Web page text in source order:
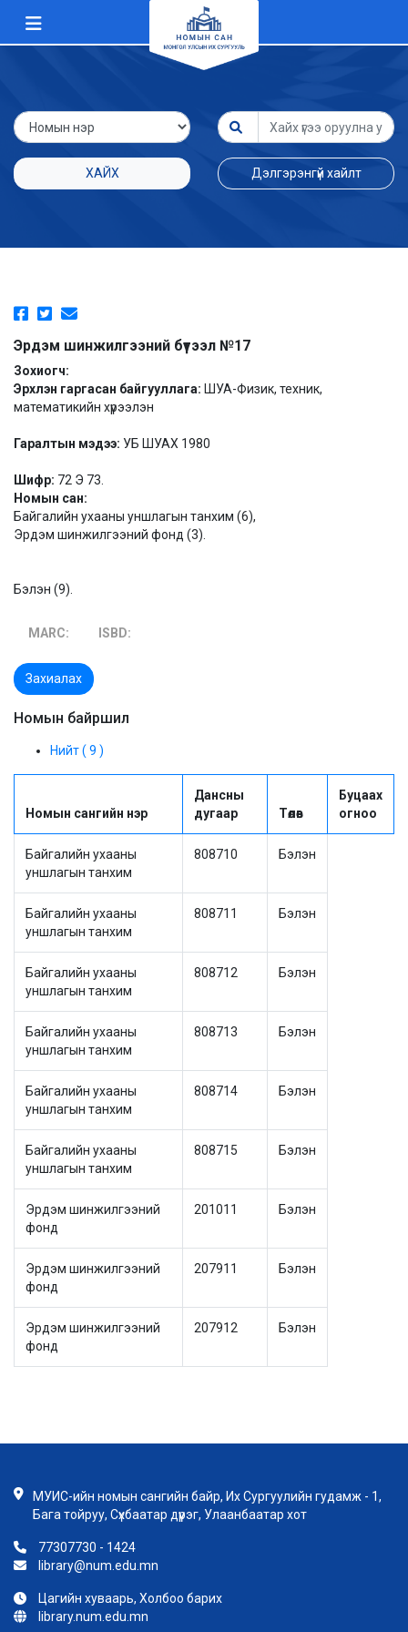
ХАЙХ Дэлгэрэнгүй хайлт
Эрдэм шинжилгээний бүтээл №17
Зохиогч:
Эрхлэн гаргасан байгууллага: ШУА-Физик, техник,
математикийн хүрээлэн
Гаралтын мэдээ: УБ ШУАХ 1980
Шифр: 72 Э 73.
Номын сан:
Байгалийн ухааны уншлагын танхим (6),
Эрдэм шинжилгээний фонд (3).
Бэлэн (9).
MARC: ISBD:
Захиалах
Номын байршил
Нийт ( 9 )
Номын сангийн нэр
Дансны
дугаар
Төлөв
Буцаах
огноо
Байгалийн ухааны
уншлагын танхим
808710 Бэлэн
Байгалийн ухааны
уншлагын танхим
808711 Бэлэн
Байгалийн ухааны
уншлагын танхим
808712 Бэлэн
Байгалийн ухааны
уншлагын танхим
808713 Бэлэн
Байгалийн ухааны
уншлагын танхим
808714 Бэлэн
Байгалийн ухааны
уншлагын танхим
808715 Бэлэн
Эрдэм шинжилгээний
фонд
201011 Бэлэн
Эрдэм шинжилгээний
фонд
207911 Бэлэн
Эрдэм шинжилгээний
фонд
207912 Бэлэн
МУИС-ийн номын сангийн байр, Их Сургуулийн гудамж - 1,
Бага тойруу, Сүхбаатар дүүрэг, Улаанбаатар хот
77307730 - 1424
library@num.edu.mn
Цагийн хуваарь, Холбоо барих
library.num.edu.mn